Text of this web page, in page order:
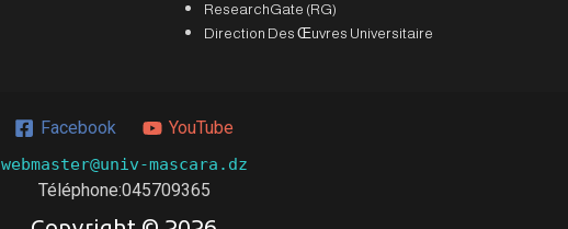
ResearchGate (RG)
Direction Des Œuvres Universitaire
Facebook YouTube
webmaster@univ-mascara.dz
Téléphone:045709365